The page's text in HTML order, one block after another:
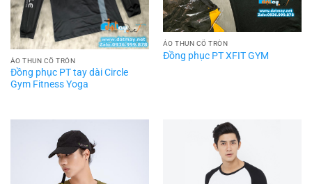
ÁO THUN CỔ TRÒN
Đồng phục PT tay dài Circle
Gym Fitness Yoga
ÁO THUN CỔ TRÒN
Đồng phục PT XFIT GYM